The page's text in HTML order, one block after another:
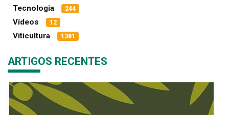
Tecnologia 244
Vídeos 12
Viticultura 1381
ARTIGOS RECENTES